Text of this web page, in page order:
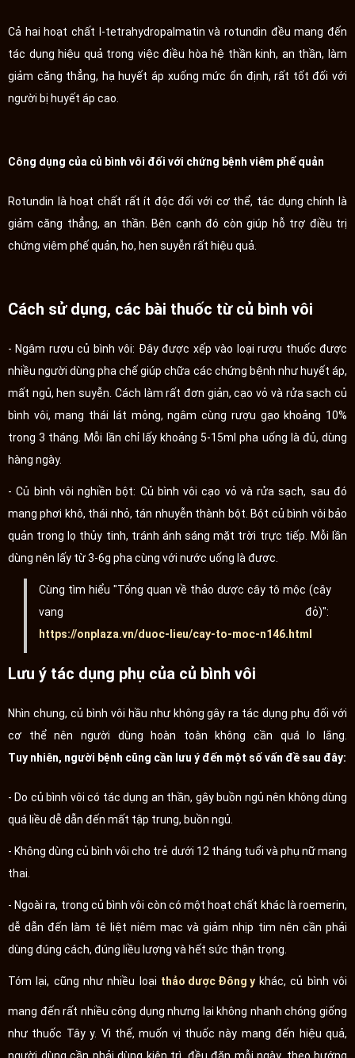
Cả hai hoạt chất l-tetrahydropalmatin và rotundin đều mang đến
tác dụng hiệu quả trong việc điều hòa hệ thần kinh, an thần, làm
giảm căng thẳng, hạ huyết áp xuống mức ổn định, rất tốt đối với
người bị huyết áp cao.
Công dụng của củ bình vôi đối với chứng bệnh viêm phế quản
Rotundin là hoạt chất rất ít độc đối với cơ thể, tác dụng chính là
giảm căng thẳng, an thần. Bên cạnh đó còn giúp hỗ trợ điều trị
chứng viêm phế quản, ho, hen suyễn rất hiệu quả.
Cách sử dụng, các bài thuốc từ củ bình vôi
- Ngâm rượu củ bình vôi: Đây được xếp vào loại rượu thuốc được
nhiều người dùng pha chế giúp chữa các chứng bệnh như huyết áp,
mất ngủ, hen suyễn. Cách làm rất đơn giản, cạo vỏ và rửa sạch củ
bình vôi, mang thái lát mỏng, ngâm cùng rượu gạo khoảng 10%
trong 3 tháng. Mỗi lần chỉ lấy khoảng 5-15ml pha uống là đủ, dùng
hàng ngày.
- Củ bình vôi nghiền bột: Củ bình vôi cạo vỏ và rửa sạch, sau đó
mang phơi khô, thái nhỏ, tán nhuyễn thành bột. Bột củ bình vôi bảo
quản trong lọ thủy tinh, tránh ánh sáng mặt trời trực tiếp. Mỗi lần
dùng nên lấy từ 3-6g pha cùng với nước uống là được.
Cùng tìm hiểu "Tổng quan về thảo dược cây tô mộc (cây
vang đỏ)":
https://onplaza.vn/duoc-lieu/cay-to-moc-n146.html
Lưu ý tác dụng phụ của củ bình vôi
Nhìn chung, củ bình vôi hầu như không gây ra tác dụng phụ đối với
cơ thể nên người dùng hoàn toàn không cần quá lo lắng.
Tuy nhiên, người bệnh cũng cần lưu ý đến một số vấn đề sau đây:
- Do củ bình vôi có tác dụng an thần, gây buồn ngủ nên không dùng
quá liều dễ dẫn đến mất tập trung, buồn ngủ.
- Không dùng củ bình vôi cho trẻ dưới 12 tháng tuổi và phụ nữ mang
thai.
- Ngoài ra, trong củ bình vôi còn có một hoạt chất khác là roemerin,
dễ dẫn đến làm tê liệt niêm mạc và giảm nhịp tim nên cần phải
dùng đúng cách, đúng liều lượng và hết sức thận trọng.
Tóm lại, cũng như nhiều loại thảo dược Đông ykhác, củ bình vôi
mang đến rất nhiều công dụng nhưng lại không nhanh chóng giống
như thuốc Tây y. Vì thế, muốn vị thuốc này mang đến hiệu quả,